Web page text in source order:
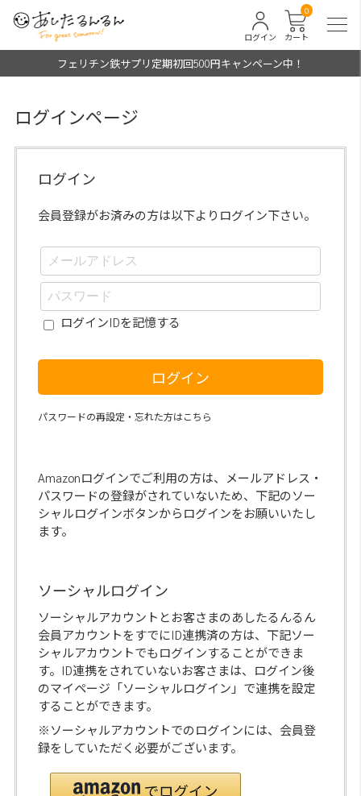
カート
0
ログイン
フェリチン鉄サプリ定期初回500円キャンペーン中！
ログインページ
ログイン
会員登録がお済みの方は以下よりログイン下さい。
ログインIDを記憶する
ログイン
パスワードの再設定・忘れた方はこちら
Amazonログインでご利用の方は、メールアドレス・
パスワードの登録がされていないため、下記のソー
シャルログインボタンからログインをお願いいたし
ます。
ソーシャルログイン
ソーシャルアカウントとお客さまのあしたるんるん
会員アカウントをすでにID連携済の方は、下記ソー
シャルアカウントでもログインすることができま
す。ID連携をされていないお客さまは、ログイン後
のマイページ「ソーシャルログイン」で連携を設定
することができます。
※ソーシャルアカウントでのログインには、会員登
録をしていただく必要がございます。